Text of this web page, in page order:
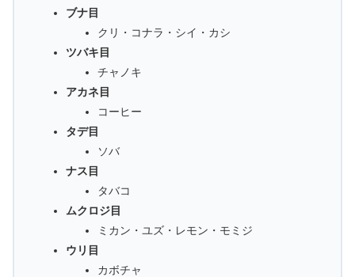
ブナ目
クリ・コナラ・シイ・カシ
ツバキ目
チャノキ
アカネ目
コーヒー
タデ目
ソバ
ナス目
タバコ
ムクロジ目
ミカン・ユズ・レモン・モミジ
ウリ目
カボチャ